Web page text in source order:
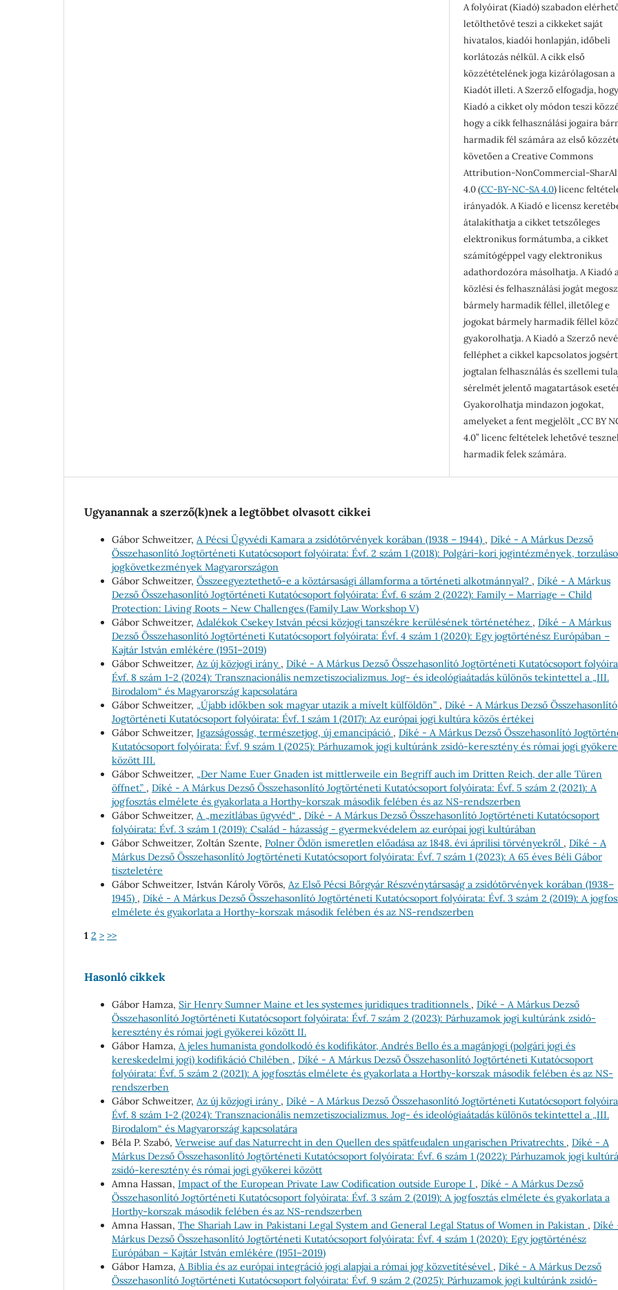
A folyóirat (Kiadó) szabadon
letölthetővé teszi a cikkeket saját
hivatalos, kiadói honlapján, időbeli
korlátozás nélkül. A cikk első
közzétételének joga kizárólagosan a
Kiadót illeti. A Szerző elfogadja,
Kiadó a cikket oly módon teszi
hogy a cikk felhasználási jogaira
harmadik fél számára az első
követően a Creative Commons
Attribution-NonCommercial-
4.0 (CC-BY-NC-SA 4.0) licenc
irányadók. A Kiadó e licensz
átalakíthatja a cikket tetszőleges
elektronikus formátumba, a cikket
számítógéppel vagy elektronikus
adathordozóra másolhatja. A Kiadó
közlési és felhasználási jogát
bármely harmadik féllel, illetőleg e
jogokat bármely harmadik féllel
gyakorolhatja. A Kiadó a Szerző
felléphet a cikkel kapcsolatos
jogtalan felhasználás és szellemi
sérelmét jelentő magatartások
Gyakorolhatja mindazon jogokat,
amelyeket a fent megjelölt „CC BY
4.0” licenc feltételek lehetővé
harmadik felek számára.
Ugyanannak a szerző(k)nek a legtöbbet olvasott cikkei
Gábor Schweitzer, A Pécsi Ügyvédi Kamara a zsidótörvények korában (1938 – 1944) , Díké - A Márkus Dezső
Összehasonlító Jogtörténeti Kutatócsoport folyóirata: Évf. 2 szám 1 (2018): Polgári-kori jogintézmények,
jogkövetkezmények Magyarországon
Gábor Schweitzer, Összeegyeztethető-e a köztársasági államforma a történeti alkotmánnyal? , Díké - A Márkus
Dezső Összehasonlító Jogtörténeti Kutatócsoport folyóirata: Évf. 6 szám 2 (2022): Family – Marriage – Child
Protection: Living Roots – New Challenges (Family Law Workshop V)
Gábor Schweitzer, Adalékok Csekey István pécsi közjogi tanszékre kerülésének történetéhez , Díké - A Márkus
Dezső Összehasonlító Jogtörténeti Kutatócsoport folyóirata: Évf. 4 szám 1 (2020): Egy jogtörténész Európában –
Kajtár István emlékére (1951–2019)
Gábor Schweitzer, Az új közjogi irány , Díké - A Márkus Dezső Összehasonlító Jogtörténeti Kutatócsoport
Évf. 8 szám 1-2 (2024): Transznacionális nemzetiszocializmus. Jog- és ideológiaátadás különös tekintettel a „III.
Birodalom“ és Magyarország kapcsolatára
Gábor Schweitzer, „Újabb időkben sok magyar utazik a mívelt külföldön” , Díké - A Márkus Dezső Összehasonlító
Jogtörténeti Kutatócsoport folyóirata: Évf. 1 szám 1 (2017): Az európai jogi kultúra közös értékei
Gábor Schweitzer, Igazságosság, természetjog, új emancipáció , Díké - A Márkus Dezső Összehasonlító
Kutatócsoport folyóirata: Évf. 9 szám 1 (2025): Párhuzamok jogi kultúránk zsidó-keresztény és római jogi
között III.
Gábor Schweitzer, „Der Name Euer Gnaden ist mittlerweile ein Begriff auch im Dritten Reich, der alle Türen
öffnet.” , Díké - A Márkus Dezső Összehasonlító Jogtörténeti Kutatócsoport folyóirata: Évf. 5 szám 2 (2021): A
jogfosztás elmélete és gyakorlata a Horthy-korszak második felében és az NS-rendszerben
Gábor Schweitzer, A „mezítlábas ügyvéd“ , Díké - A Márkus Dezső Összehasonlító Jogtörténeti Kutatócsoport
folyóirata: Évf. 3 szám 1 (2019): Család - házasság - gyermekvédelem az európai jogi kultúrában
Gábor Schweitzer, Zoltán Szente, Polner Ödön ismeretlen előadása az 1848. évi áprilisi törvényekről , Díké - A
Márkus Dezső Összehasonlító Jogtörténeti Kutatócsoport folyóirata: Évf. 7 szám 1 (2023): A 65 éves Béli Gábor
tiszteletére
Gábor Schweitzer, István Károly Vörös, Az Első Pécsi Bőrgyár Részvénytársaság a zsidótörvények korában (1938–
1945) , Díké - A Márkus Dezső Összehasonlító Jogtörténeti Kutatócsoport folyóirata: Évf. 3 szám 2 (2019): A
elmélete és gyakorlata a Horthy-korszak második felében és az NS-rendszerben
1 2 > >>
Hasonló cikkek
Gábor Hamza, Sir Henry Sumner Maine et les systemes juridiques traditionnels , Díké - A Márkus Dezső
Összehasonlító Jogtörténeti Kutatócsoport folyóirata: Évf. 7 szám 2 (2023): Párhuzamok jogi kultúránk zsidó-
keresztény és római jogi gyökerei között II.
Gábor Hamza, A jeles humanista gondolkodó és kodifikátor, Andrés Bello és a magánjogi (polgári jogi és
kereskedelmi jogi) kodifikáció Chilében , Díké - A Márkus Dezső Összehasonlító Jogtörténeti Kutatócsoport
folyóirata: Évf. 5 szám 2 (2021): A jogfosztás elmélete és gyakorlata a Horthy-korszak második felében és az NS-
rendszerben
Gábor Schweitzer, Az új közjogi irány , Díké - A Márkus Dezső Összehasonlító Jogtörténeti Kutatócsoport
Évf. 8 szám 1-2 (2024): Transznacionális nemzetiszocializmus. Jog- és ideológiaátadás különös tekintettel a „III.
Birodalom“ és Magyarország kapcsolatára
Béla P. Szabó, Verweise auf das Naturrecht in den Quellen des spätfeudalen ungarischen Privatrechts , Díké - A
Márkus Dezső Összehasonlító Jogtörténeti Kutatócsoport folyóirata: Évf. 6 szám 1 (2022): Párhuzamok jogi
zsidó-keresztény és római jogi gyökerei között
Amna Hassan, Impact of the European Private Law Codification outside Europe I , Díké - A Márkus Dezső
Összehasonlító Jogtörténeti Kutatócsoport folyóirata: Évf. 3 szám 2 (2019): A jogfosztás elmélete és gyakorlata a
Horthy-korszak második felében és az NS-rendszerben
Amna Hassan, The Shariah Law in Pakistani Legal System and General Legal Status of Women in Pakistan , Díké
Márkus Dezső Összehasonlító Jogtörténeti Kutatócsoport folyóirata: Évf. 4 szám 1 (2020): Egy jogtörténész
Európában – Kajtár István emlékére (1951–2019)
Gábor Hamza, A Biblia és az európai integráció jogi alapjai a római jog közvetítésével , Díké - A Márkus Dezső
Összehasonlító Jogtörténeti Kutatócsoport folyóirata: Évf. 9 szám 2 (2025): Párhuzamok jogi kultúránk zsidó-